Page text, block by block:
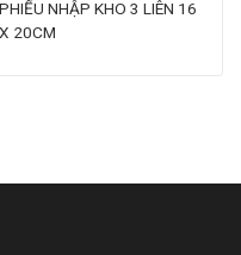
PHIẾU NHẬP KHO 3 LIÊN 16
X 20CM